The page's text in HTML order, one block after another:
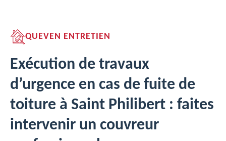
QUEVEN ENTRETIEN
Exécution de travaux
d’urgence en cas de fuite de
toiture à Saint Philibert : faites
intervenir un couvreur